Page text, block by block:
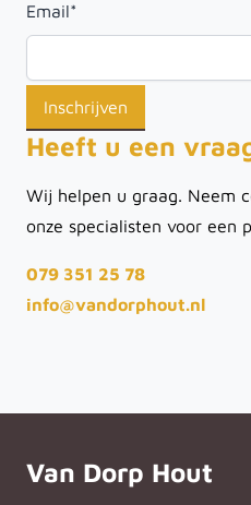
Email*
Heeft u een
Wij helpen u graag. Neem
onze specialisten voor een
079 351 25 78
info@vandorphout.nl
Van Dorp Hout